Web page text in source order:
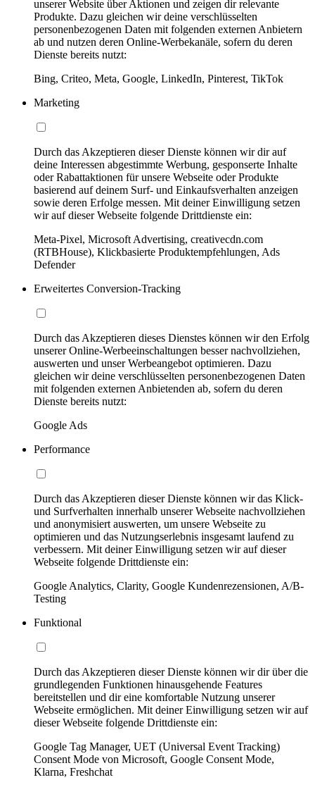
unserer Website über Aktionen und zeigen dir relevante
Produkte. Dazu gleichen wir deine verschlüsselten
personenbezogenen Daten mit folgenden externen Anbietern
ab und nutzen deren Online-Werbekanäle, sofern du deren
Dienste bereits nutzt:
Bing, Criteo, Meta, Google, LinkedIn, Pinterest, TikTok
Marketing
Durch das Akzeptieren dieser Dienste können wir dir auf
deine Interessen abgestimmte Werbung, gesponserte Inhalte
oder Rabattaktionen für unsere Webseite oder Produkte
basierend auf deinem Surf- und Einkaufsverhalten anzeigen
sowie deren Erfolge messen. Mit deiner Einwilligung setzen
wir auf dieser Webseite folgende Drittdienste ein:
Meta-Pixel, Microsoft Advertising, creativecdn.com
(RTBHouse), Klickbasierte Produktempfehlungen, Ads
Defender
Erweitertes Conversion-Tracking
Durch das Akzeptieren dieses Dienstes können wir den Erfolg
unserer Online-Werbeeinschaltungen besser nachvollziehen,
auswerten und unser Werbeangebot optimieren. Dazu
gleichen wir deine verschlüsselten personenbezogenen Daten
mit folgenden externen Anbietenden ab, sofern du deren
Dienste bereits nutzt:
Google Ads
Performance
Durch das Akzeptieren dieser Dienste können wir das Klick-
und Surfverhalten innerhalb unserer Webseite nachvollziehen
und anonymisiert auswerten, um unsere Webseite zu
optimieren und das Nutzungserlebnis insgesamt laufend zu
verbessern. Mit deiner Einwilligung setzen wir auf dieser
Webseite folgende Drittdienste ein:
Google Analytics, Clarity, Google Kundenrezensionen, A/B-
Testing
Funktional
Durch das Akzeptieren dieser Dienste können wir dir über die
grundlegenden Funktionen hinausgehende Features
bereitstellen und dir eine komfortable Nutzung unserer
Webseite ermöglichen. Mit deiner Einwilligung setzen wir auf
dieser Webseite folgende Drittdienste ein:
Google Tag Manager, UET (Universal Event Tracking)
Consent Mode von Microsoft, Google Consent Mode,
Klarna, Freshchat